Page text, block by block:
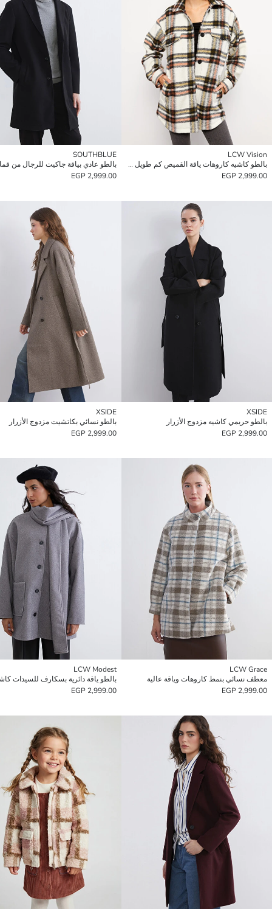
LCW Vision
بالطو كاشيه كاروهات ياقة القميص كم طويل للسيدات
2,999.00 EGP
SOUTHBLUE
2,999.00 EGP
XSIDE
بالطو حريمي كاشيه مزدوج الأزرار
2,999.00 EGP
XSIDE
بالطو نسائي بكاتشيت مزدوج الأزرار
2,999.00 EGP
LCW Grace
معطف نسائي بنمط كاروهات وياقة عالية
2,999.00 EGP
LCW Modest
بالطو ياقة دائرية بسكارف للسيدات
2,999.00 EGP